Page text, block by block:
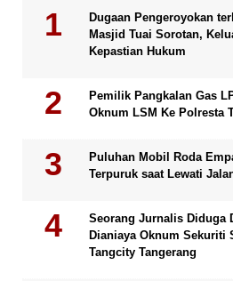
Dugaan Pengeroyokan
Masjid Tuai Sorotan,
Kepastian Hukum
Pemilik Pangkalan Gas
Oknum LSM Ke Polresta
Puluhan Mobil Roda
Terpuruk saat Lewati
Seorang Jurnalis Diduga
Dianiaya Oknum Sekuriti
Tangcity Tangerang